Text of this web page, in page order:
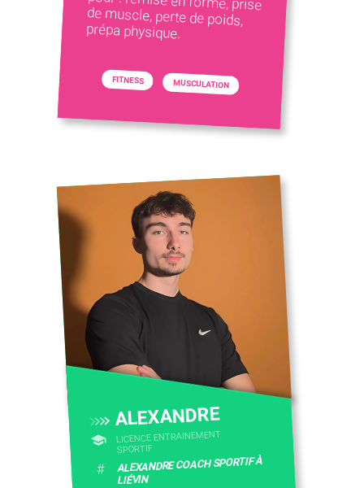
prépa physique.
FITNESS MUSCULATION
ALEXANDRE
LICENCE ENTRAINEMENT
SPORTIF
# ALEXANDRE COACH SPORTIF À
LIÉVIN